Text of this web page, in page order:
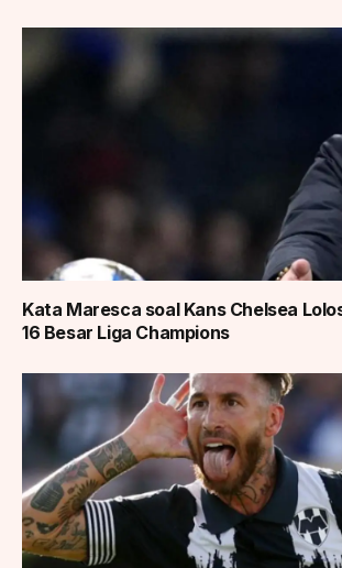
Kata Maresca soal Kans Chelsea
16 Besar Liga Champions